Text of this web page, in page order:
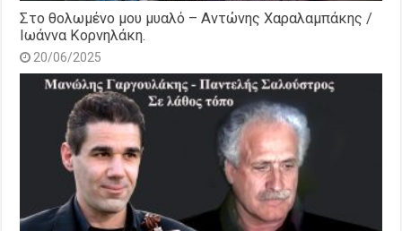
Στο θολωμένο μου μυαλό – Αντώνης Χαραλαμπάκης /
Ιωάννα Κορνηλάκη.
20/06/2025